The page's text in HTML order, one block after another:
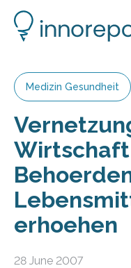
Medizin Gesundheit
erhoehen
28 June 2007